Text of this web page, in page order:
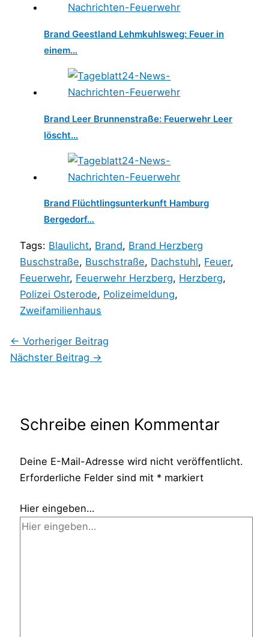
Brand Geestland Lehmkuhlsweg: Feuer in
einem…
Brand Leer Brunnenstraße: Feuerwehr Leer
löscht…
Brand Flüchtlingsunterkunft Hamburg
Bergedorf…
Tags: Blaulicht, Brand, Brand Herzberg
Buschstraße, Buschstraße, Dachstuhl, Feuer,
Feuerwehr, Feuerwehr Herzberg, Herzberg,
Polizei Osterode, Polizeimeldung,
Zweifamilienhaus
← Vorheriger Beitrag
Nächster Beitrag →
Schreibe einen Kommentar
Deine E-Mail-Adresse wird nicht veröffentlicht.
Erforderliche Felder sind mit * markiert
Hier eingeben…